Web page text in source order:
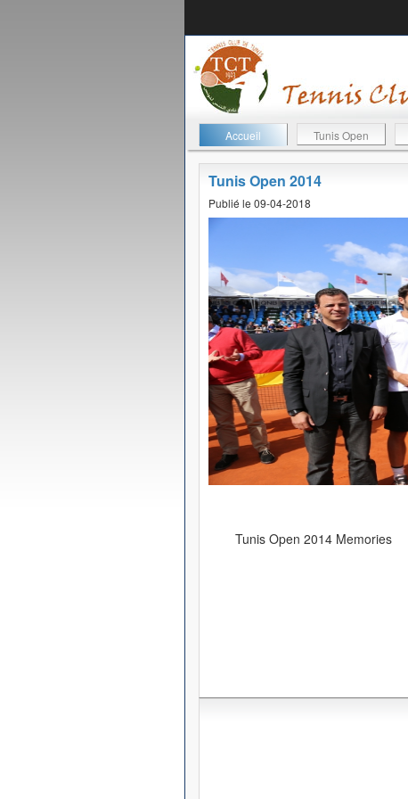
Accueil Tunis Open
Tunis Open 2014
Publié le 09-04-2018
Tunis Open 2014 Memories